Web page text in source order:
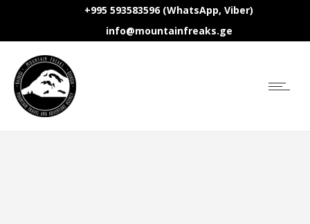
+995 593583596 (WhatsApp, Viber)
info@mountainfreaks.ge